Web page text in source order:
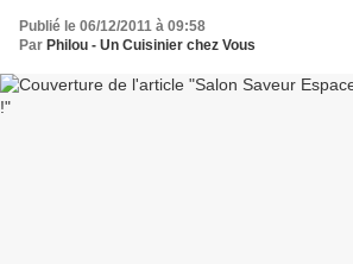
Publié le 06/12/2011 à 09:58
Par Philou - Un Cuisinier chez Vous